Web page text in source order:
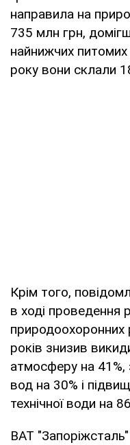
направила на
735 млн грн,
найнижчих питомих
року вони склали
Крім того,
в ході проведення
природоохоронних
років знизив
атмосферу на 41%,
вод на 30% і
технічної води на
ВАТ